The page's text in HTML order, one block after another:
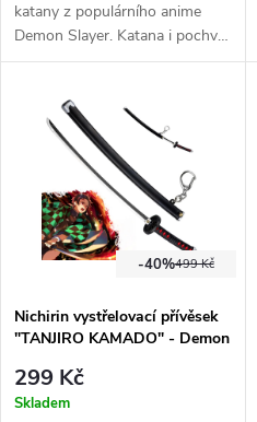
katany z populárního anime
Demon Slayer. Katana i pochva
jsou z hliníkové slitiny, meč po
lze stisknutím tlačítka odjistit a
katana z pochvy "vystřelí".
499 Kč
-40%
Nichirin vystřelovací přívěsek
"TANJIRO KAMADO" - Demon
299 Kč
Skladem